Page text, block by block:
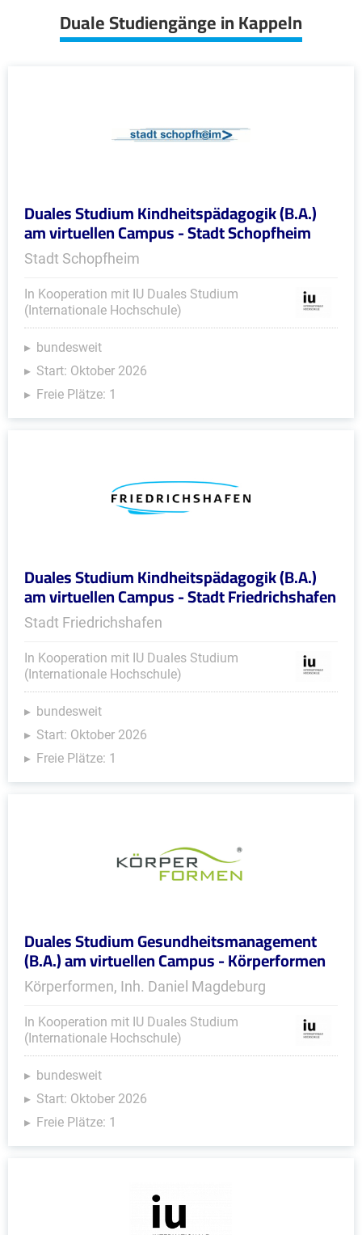
Duale Studiengänge in Kappeln
Duales Studium Kindheitspädagogik (B.A.)
am virtuellen Campus - Stadt Schopfheim
Stadt Schopfheim
In Kooperation mit IU Duales Studium
(Internationale Hochschule)
bundesweit
Start: Oktober 2026
Freie Plätze: 1
Duales Studium Kindheitspädagogik (B.A.)
am virtuellen Campus - Stadt Friedrichshafen
Stadt Friedrichshafen
In Kooperation mit IU Duales Studium
(Internationale Hochschule)
bundesweit
Start: Oktober 2026
Freie Plätze: 1
Duales Studium Gesundheitsmanagement
(B.A.) am virtuellen Campus - Körperformen
Körperformen, Inh. Daniel Magdeburg
In Kooperation mit IU Duales Studium
(Internationale Hochschule)
bundesweit
Start: Oktober 2026
Freie Plätze: 1